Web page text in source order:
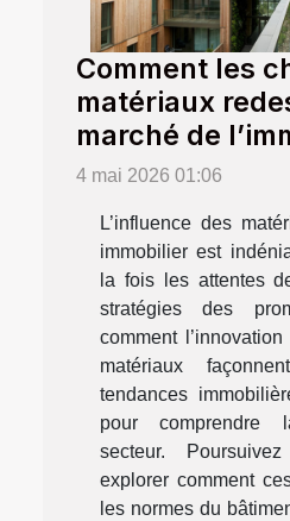
Comment les
matériaux
marché de
4 mai 2026 01:06
L’influence des
immobilier est
la fois les attentes
stratégies des
comment
matériaux
tendances
pour comprendre
secteur.
explorer comment
les normes du